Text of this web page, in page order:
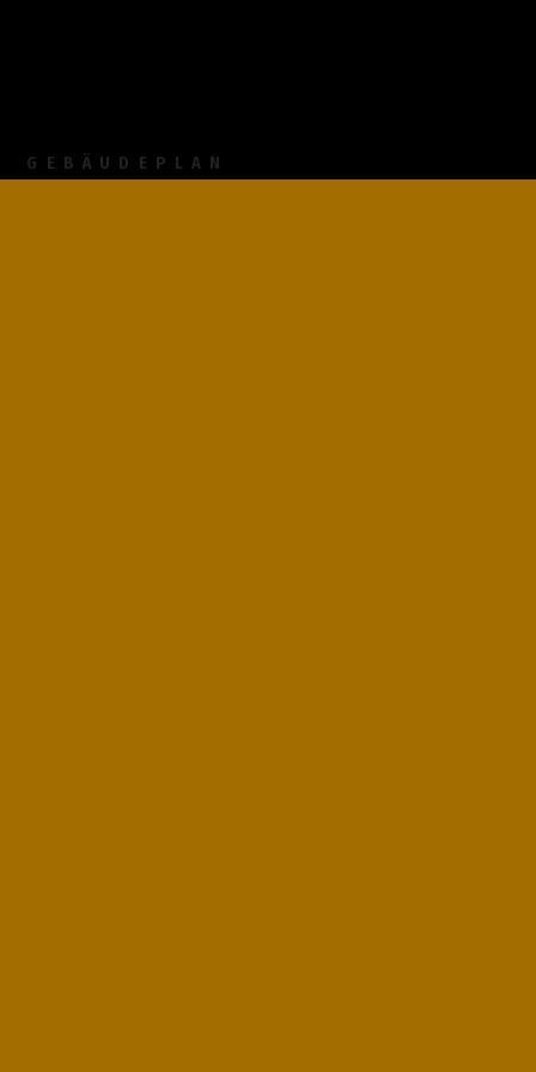
GEBÄUDEPLAN